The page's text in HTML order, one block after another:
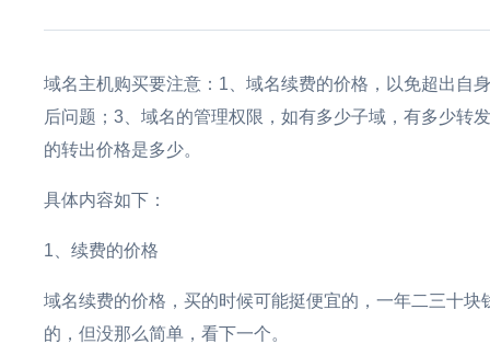
域名主机购买要注意：1、域名续费的价格，以免超出自
后问题；3、域名的管理权限，如有多少子域，有多少转
的转出价格是多少。
具体内容如下：
1、续费的价格
域名续费的价格，买的时候可能挺便宜的，一年二三十
的，但没那么简单，看下一个。